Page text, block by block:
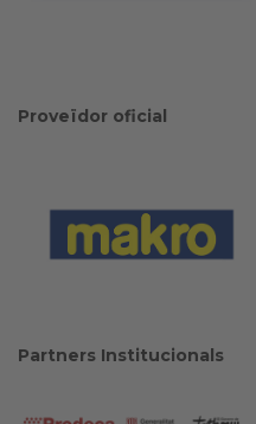
Proveïdor oficial
Partners Institucionals